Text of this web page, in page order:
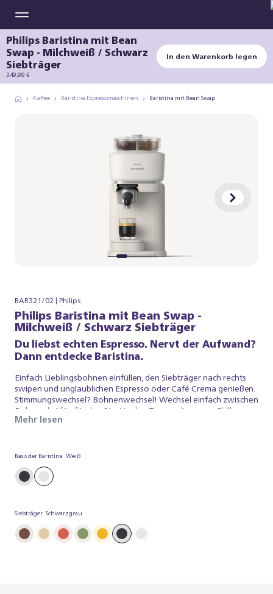
Philips Baristina mit Bean
Swap - Milchweiß / Schwarz
Siebträger
349,99 €
In den Warenkorb legen
Kaffee Baristina Espressomaschinen Baristina mit Bean Swap
BAR321/02 | Philips
Philips Baristina mit Bean Swap -
Milchweiß / Schwarz Siebträger
Du liebst echten Espresso. Nervt der Aufwand?
Dann entdecke Baristina.
Einfach Lieblingsbohnen einfüllen, den Siebträger nach rechts
swipen und unglaublichen Espresso oder Café Crema genießen.
Stimmungswechsel? Bohnenwechsel! Wechsel einfach zwischen
Bohnen: kräftig für den Start in den Tag, medium zum Chillen
oder koffeinfrei, wenn’s entspannt bleiben soll. Dank dualem
um den Rest.
Mehr lesen
Basis der Baristina Weiß
Siebträger Schwarzgrau